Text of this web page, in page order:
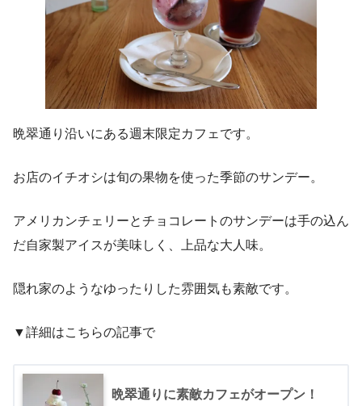
晩翠通り沿いにある週末限定カフェです。
お店のイチオシは旬の果物を使った季節のサンデー。
アメリカンチェリーとチョコレートのサンデーは手の込ん
だ自家製アイスが美味しく、上品な大人味。
隠れ家のようなゆったりした雰囲気も素敵です。
▼詳細はこちらの記事で
晩翠通りに素敵カフェがオープン！